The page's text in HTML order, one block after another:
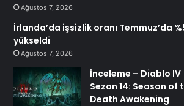
Ağustos 7, 2026
İrlanda’da işsizlik oranı Temmuz’da
yükseldi
Ağustos 7, 2026
İnceleme – Diablo IV
Sezon 14: Season of
Death Awakening